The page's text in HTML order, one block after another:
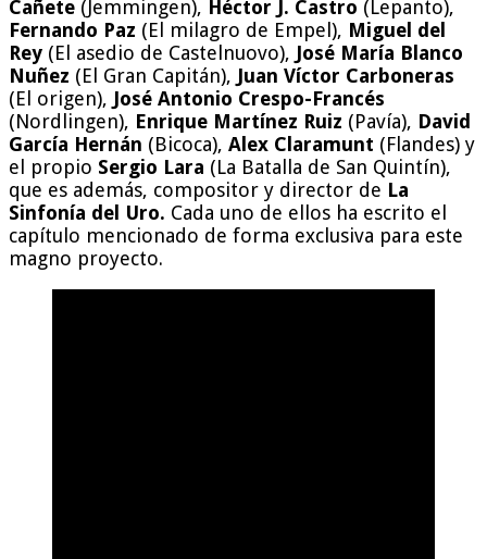
Cañete (Jemmingen), Héctor J. Castro (Lepanto),
Fernando Paz (El milagro de Empel), Miguel del
Rey (El asedio de Castelnuovo), José María Blanco
Nuñez (El Gran Capitán), Juan Víctor Carboneras
(El origen), José Antonio Crespo-Francés
(Nordlingen), Enrique Martínez Ruiz (Pavía), David
García Hernán (Bicoca), Alex Claramunt (Flandes) y
el propio Sergio Lara (La Batalla de San Quintín),
que es además, compositor y director de La
Sinfonía del Uro. Cada uno de ellos ha escrito el
capítulo mencionado de forma exclusiva para este
magno proyecto.